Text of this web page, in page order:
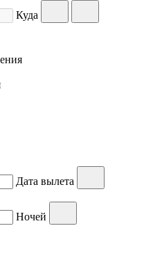
Куда
Дата вылета
Ночей